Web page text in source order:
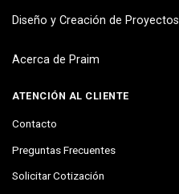
Diseño y Creación de Proyectos
Acerca de Praim
ATENCIÓN AL CLIENTE
Contacto
Preguntas Frecuentes
Solicitar Cotización